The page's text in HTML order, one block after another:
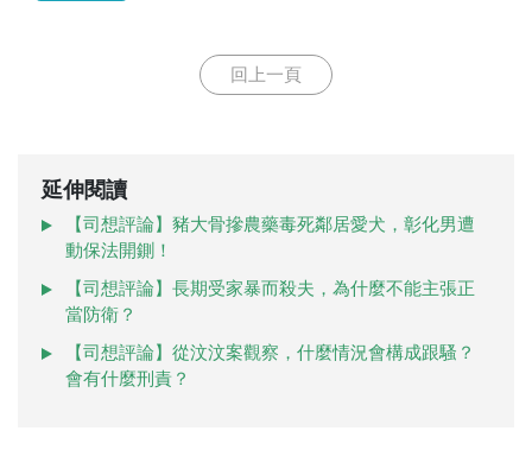
回上一頁
延伸閱讀
【司想評論】豬大骨摻農藥毒死鄰居愛犬，彰化男遭
動保法開鍘！
【司想評論】長期受家暴而殺夫，為什麼不能主張正
當防衛？
【司想評論】從汶汶案觀察，什麼情況會構成跟騷？
會有什麼刑責？